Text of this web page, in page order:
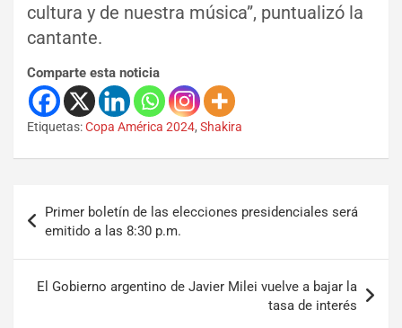
cultura y de nuestra música”, puntualizó la
cantante.
Comparte esta noticia
Etiquetas:Copa América 2024, Shakira
Primer boletín de las elecciones presidenciales será
emitido a las 8:30 p.m.
El Gobierno argentino de Javier Milei vuelve a bajar la
tasa de interés